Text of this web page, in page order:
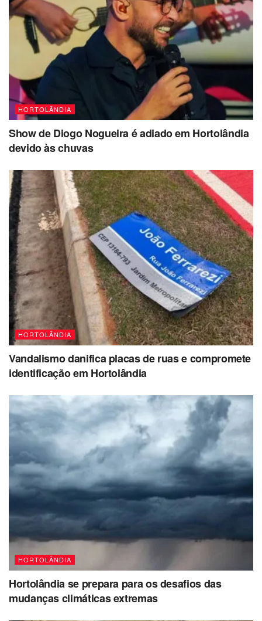
HORTOLÂNDIA
Show de Diogo Nogueira é adiado em Hortolândia
devido às chuvas
HORTOLÂNDIA
Vandalismo danifica placas de ruas e compromete
identificação em Hortolândia
HORTOLÂNDIA
Hortolândia se prepara para os desafios das
mudanças climáticas extremas